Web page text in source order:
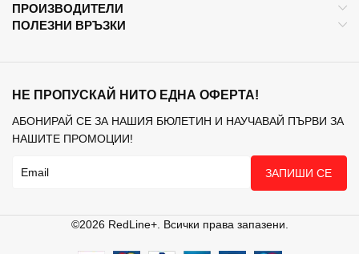
ПРОИЗВОДИТЕЛИ
ПОЛЕЗНИ ВРЪЗКИ
НЕ ПРОПУСКАЙ НИТО ЕДНА ОФЕРТА!
АБОНИРАЙ СЕ ЗА НАШИЯ БЮЛЕТИН И НАУЧАВАЙ ПЪРВИ ЗА
НАШИТЕ ПРОМОЦИИ!
ЗАПИШИ СЕ
©2026 RedLine+. Всички права запазени.